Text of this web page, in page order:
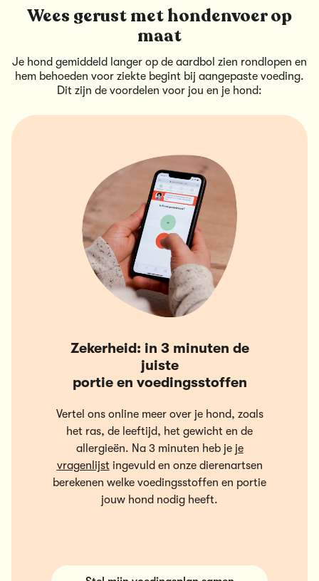
Wees gerust met hondenvoer op
maat
Je hond gemiddeld langer op de aardbol zien rondlopen en
hem behoeden voor ziekte begint bij aangepaste voeding.
Dit zijn de voordelen voor jou en je hond:
Zekerheid: in 3 minuten de
juiste
portie en voedingsstoffen
Vertel ons online meer over je hond, zoals
het ras, de leeftijd, het gewicht en de
allergieën. Na 3 minuten heb je je
vragenlijstingevuld en onze dierenartsen
berekenen welke voedingsstoffen en portie
jouw hond nodig heeft.